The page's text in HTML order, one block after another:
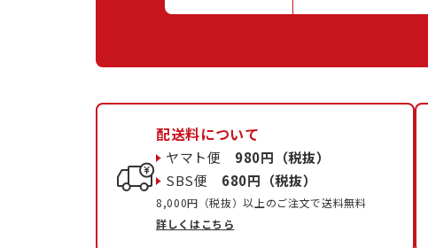
配送料について
ヤマト便 980円（税抜）
SBS便 680円（税抜）
8,000円（税抜）以上のご注文で送料無料
詳しくはこちら